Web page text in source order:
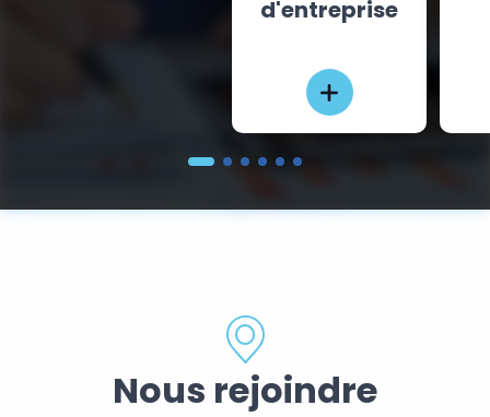
d'entreprise
Nous rejoindre